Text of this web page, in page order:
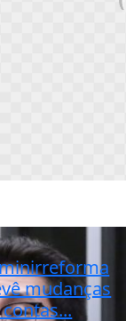
mudanças